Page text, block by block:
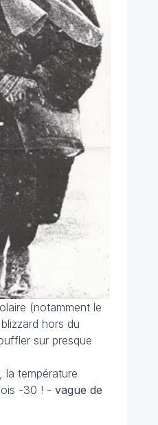
(notamment le
hors du
sur presque
la température
-30 ! - vague de